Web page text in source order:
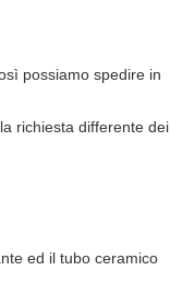
possiamo spedire in
richiesta differente dei
ed il tubo ceramico